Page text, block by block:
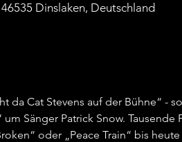
Dinslaken, Deutschland
da Cat Stevens auf der Bühne“ -
Sänger Patrick Snow. Tausende
oder „Peace Train“ bis